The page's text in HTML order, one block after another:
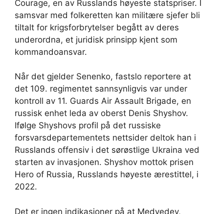
Courage, en av Russlands høyeste statspriser. I
samsvar med folkeretten kan militære sjefer bli
tiltalt for krigsforbrytelser begått av deres
underordna, et juridisk prinsipp kjent som
kommandoansvar.
Når det gjelder Senenko, fastslo reportere at
det 109. regimentet sannsynligvis var under
kontroll av 11. Guards Air Assault Brigade, en
russisk enhet leda av oberst Denis Shyshov.
Ifølge Shyshovs profil på det russiske
forsvarsdepartementets nettsider deltok han i
Russlands offensiv i det sørøstlige Ukraina ved
starten av invasjonen. Shyshov mottok prisen
Hero of Russia, Russlands høyeste ærestittel, i
2022.
Det er ingen indikasjoner på at Medvedev,